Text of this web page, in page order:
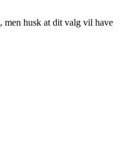
men husk at dit valg vil have